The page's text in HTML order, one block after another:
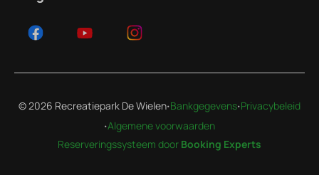
© 2026 Recreatiepark De Wielen·Bankgegevens·Privacybeleid
·Algemene voorwaarden
Reserveringssysteem door Booking Experts